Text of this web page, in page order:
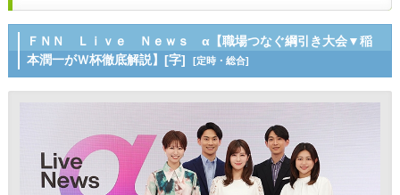
ＦＮＮ Ｌｉｖｅ Ｎｅｗｓ α【職場つなぐ綱引き大会▼稲
本潤一がＷ杯徹底解説】[字]
[定時・総合]